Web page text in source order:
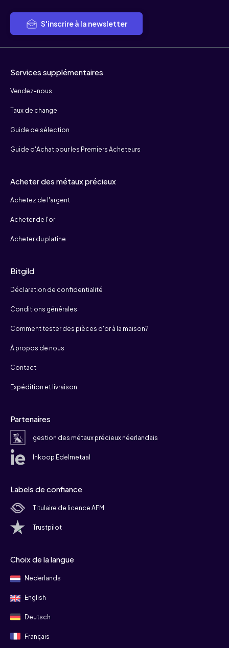
S'inscrire à la newsletter
Services supplémentaires
Vendez-nous
Taux de change
Guide de sélection
Guide d'Achat pour les Premiers Acheteurs
Acheter des métaux précieux
Achetez de l'argent
Acheter de l'or
Acheter du platine
Bitgild
Déclaration de confidentialité
Conditions générales
Comment tester des pièces d'or à la maison?
À propos de nous
Contact
Expédition et livraison
Partenaires
gestion des métaux précieux néerlandais
Inkoop Edelmetaal
Labels de confiance
Titulaire de licence AFM
Trustpilot
Choix de la langue
Nederlands
English
Deutsch
Français